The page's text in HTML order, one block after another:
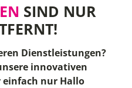
SIND NUR
Dienstleistungen?
innovativen
einfach nur Hallo